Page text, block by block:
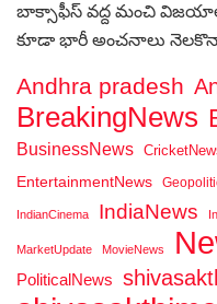
బాక్సాఫీస్ వద్ద మంచి
కూడా భారీ అంచనాలు
Andhra pradesh
BreakingNews
BusinessNews
EntertainmentNews
IndianCinema IndiaNews
MarketUpdate MovieNews
PoliticalNews